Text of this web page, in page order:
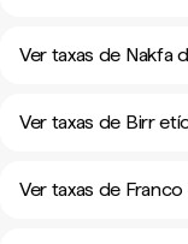
Ver taxas de Nakfa
Ver taxas de Birr
Ver taxas de